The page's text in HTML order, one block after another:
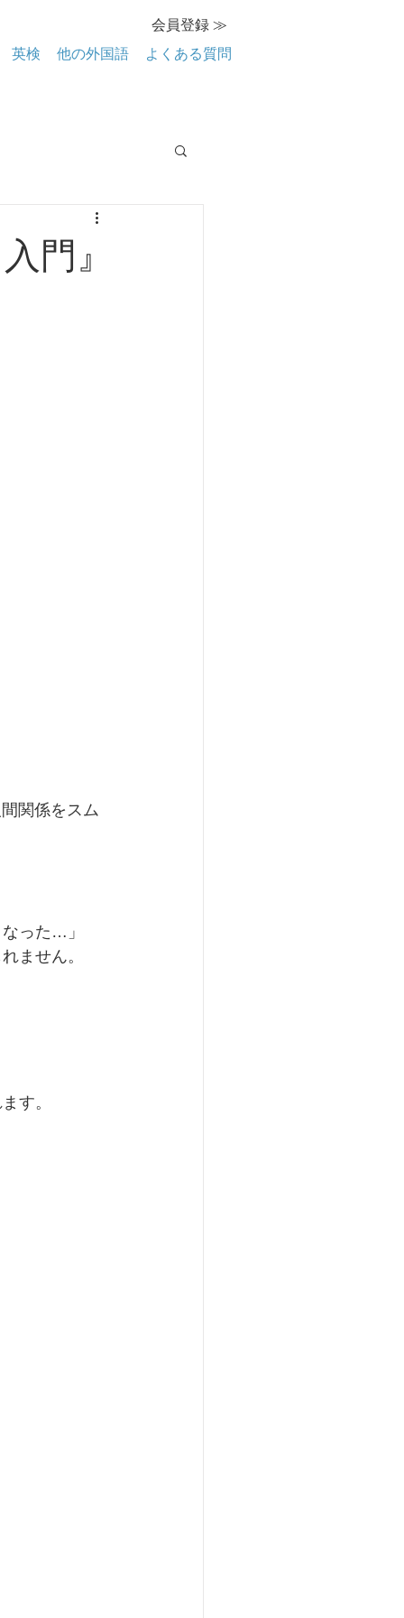
英検 他の外国語 よくある質問
会員登録 ≫
門』
関係をスム
った…」
ません。
す。